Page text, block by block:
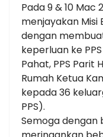
Pada 9 & 10 Mac
menjayakan Misi
dengan
keperluan ke
Pahat, PPS Parit
Rumah Ketua
kepada 36
PPS).
Semoga dengan